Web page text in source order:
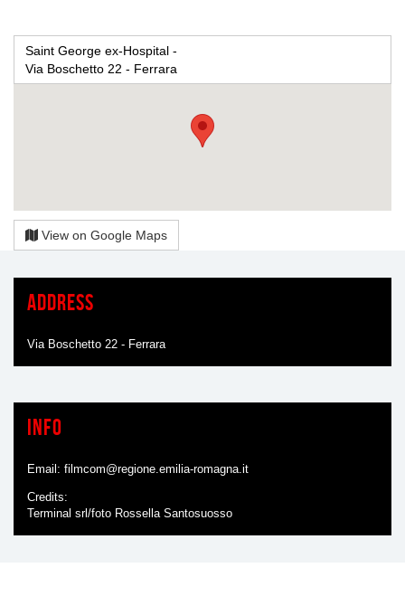
Saint George ex-Hospital -
Via Boschetto 22 - Ferrara
View on Google Maps
Address
Via Boschetto 22 - Ferrara
Info
Email: filmcom@regione.emilia-romagna.it
Credits
Terminal srl/foto Rossella Santosuosso